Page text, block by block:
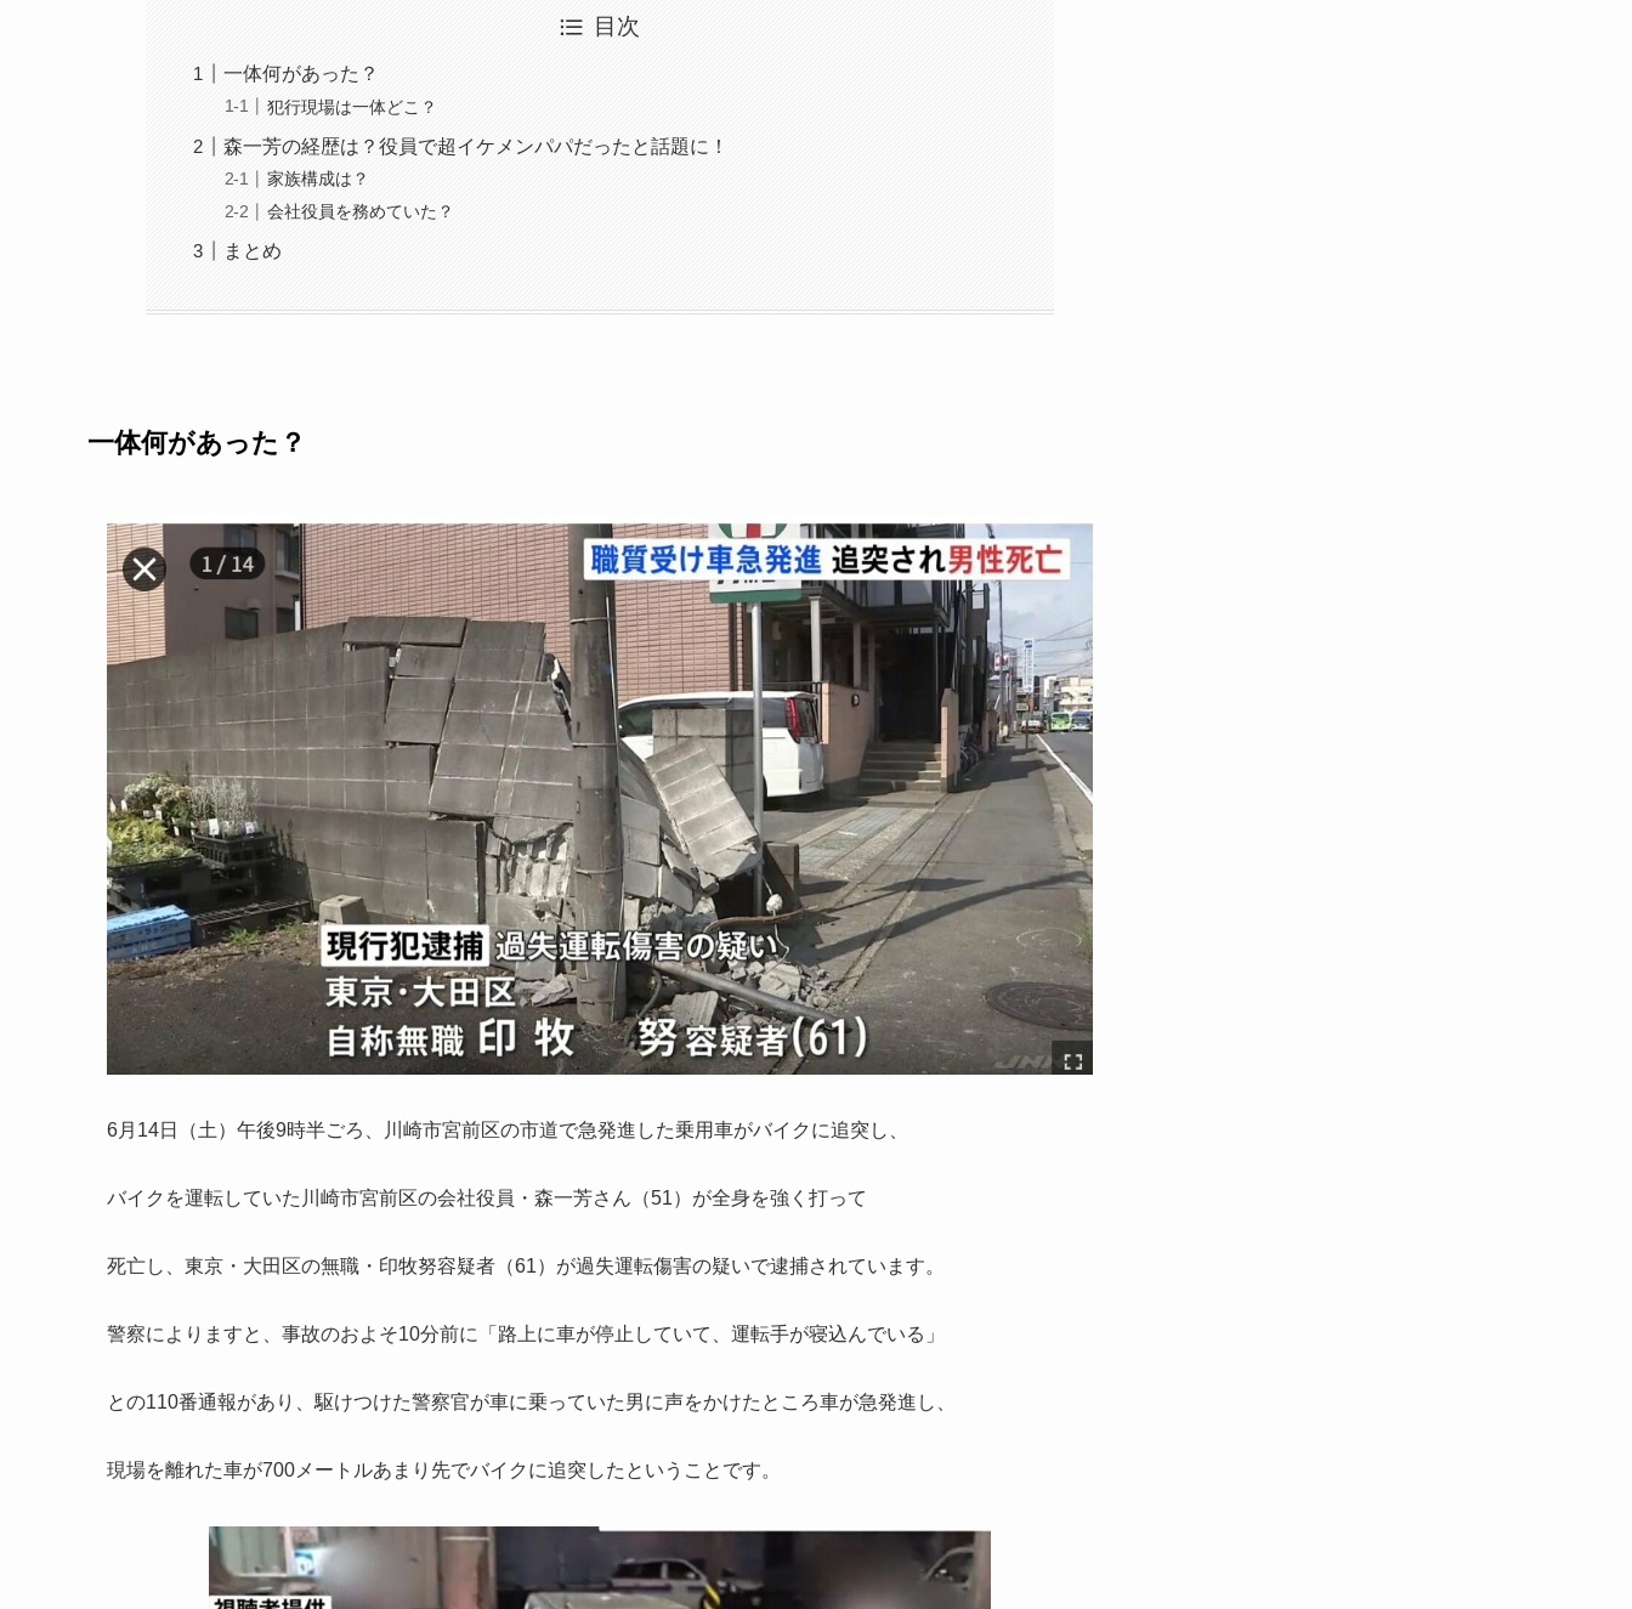
目次
一体何があった？
犯行現場は一体どこ？
森一芳の経歴は？役員で超イケメンパパだったと話題に！
家族構成は？
会社役員を務めていた？
まとめ
一体何があった？
6月14日（土）午後9時半ごろ、 川崎市宮前区の市道で急発進した乗用車がバイクに追突し、
バイクを運転していた 川崎市宮前区の会社役員・森一芳さん（51）が全身を強く打って
死亡し 、東京・大田区の無職・印牧努容疑者（61）が過失運転傷害の疑いで逮捕されています。
警察によりますと、事故のおよそ10分前に「路上に車が停止していて、運転手が寝込んでいる」
との110番通報があり、 駆けつけた警察官が車に乗っていた男に声をかけたところ車が急発進 し、
現場を離れた車が700メートルあまり先でバイクに追突したということです。